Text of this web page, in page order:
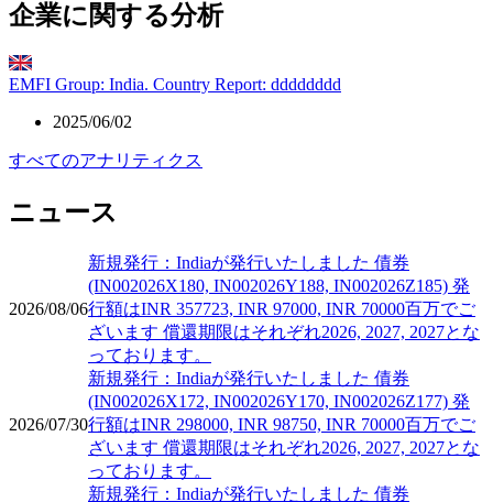
企業に関する分析
EMFI Group: India. Country Report: dddddddd
2025/06/02
すべてのアナリティクス
ニュース
2026/08/06
新規発行：Indiaが発行いたしました 債券
(IN002026X180, IN002026Y188, IN002026Z185) 発
行額はINR 357723, INR 97000, INR 70000百万でご
ざいます 償還期限はそれぞれ2026, 2027, 2027とな
っております。
2026/07/30
新規発行：Indiaが発行いたしました 債券
(IN002026X172, IN002026Y170, IN002026Z177) 発
行額はINR 298000, INR 98750, INR 70000百万でご
ざいます 償還期限はそれぞれ2026, 2027, 2027とな
っております。
新規発行：Indiaが発行いたしました 債券